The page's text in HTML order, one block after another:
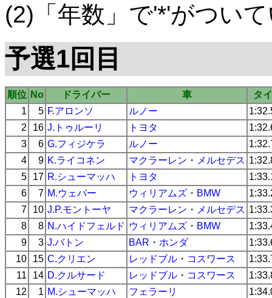
(2)「年数」で'*'がつい
予選1回目
順位 No ドライバー 車
タ
1
5 F.アロンソ ルノー
2
16 J.トゥルーリ トヨタ
3
6 G.フィジケラ ルノー
4
9 K.ライコネン マクラーレン ・ メルセデス
5
17 R.シューマッハ トヨタ
6
7 M.ウェバー ウィリアムズ ・ BMW
7
10 J.P.モントーヤ マクラーレン ・ メルセデス
8
8 N.ハイドフェルド ウィリアムズ ・ BMW
9
3 J.バトン BAR ・ ホンダ
10
15 C.クリエン レッドブル ・ コスワース
11
14 D.クルサード レッドブル ・ コスワース
12
1 M.シューマッハ フェラーリ